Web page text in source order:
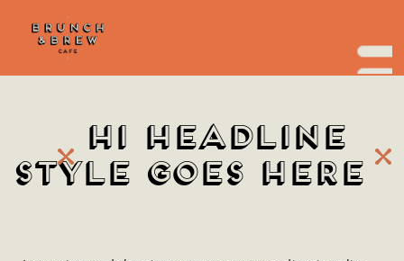
content
H1 Headline
Style Goes Here